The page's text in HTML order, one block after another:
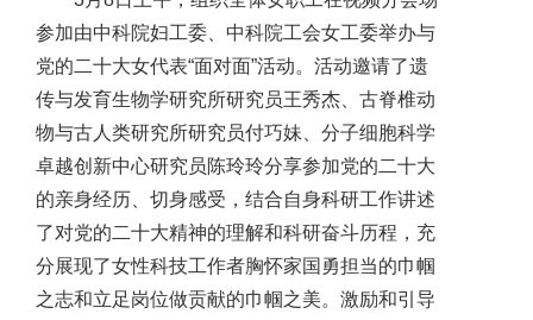
参加由中科院妇工委、中科院工会女工委举办与
党的二十大女代表“面对面”活动。活动邀请了遗
传与发育生物学研究所研究员王秀杰、古脊椎动
物与古人类研究所研究员付巧妹、分子细胞科学
卓越创新中心研究员陈玲玲分享参加党的二十大
的亲身经历、切身感受，结合自身科研工作讲述
了对党的二十大精神的理解和科研奋斗历程，充
分展现了女性科技工作者胸怀家国勇担当的巾帼
之志和立足岗位做贡献的巾帼之美。激励和引导